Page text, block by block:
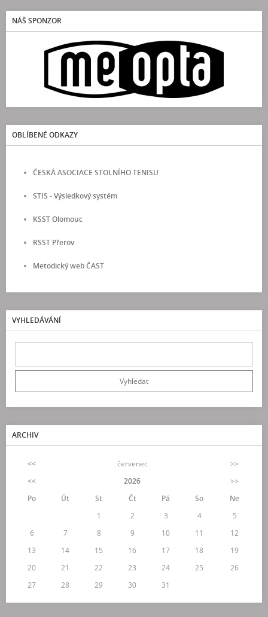
NÁŠ SPONZOR
OBLÍBENÉ ODKAZY
ČESKÁ ASOCIACE STOLNÍHO TENISU
STIS - Výsledkový systém
KSST Olomouc
RSST Přerov
Metodický web ČAST
VYHLEDÁVÁNÍ
ARCHIV
<< červenec
>>
<<
2026
>>
Po
Út St Čt Pá So
Ne
1
2 3 4
5
6
7 8 9 10 11
12
13
14 15 16 17 18
19
20
21 22 23 24 25
26
27
28 29 30 31